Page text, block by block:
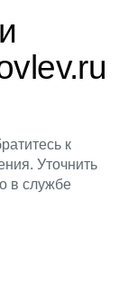
к
Уточнить
в службе